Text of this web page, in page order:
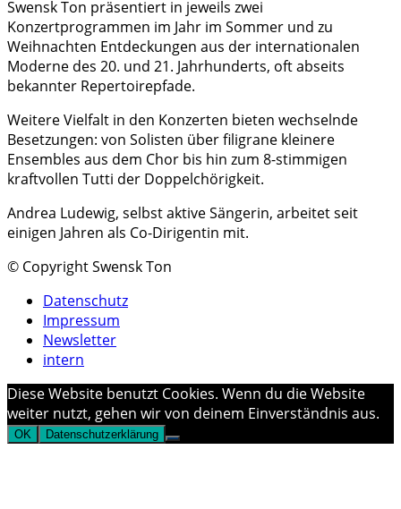
Swensk Ton präsentiert in jeweils zwei
Konzertprogrammen im Jahr im Sommer und zu
Weihnachten Entdeckungen aus der internationalen
Moderne des 20. und 21. Jahrhunderts, oft abseits
bekannter Repertoirepfade.
Weitere Vielfalt in den Konzerten bieten wechselnde
Besetzungen: von Solisten über filigrane kleinere
Ensembles aus dem Chor bis hin zum 8-stimmigen
kraftvollen Tutti der Doppelchörigkeit.
Andrea Ludewig, selbst aktive Sängerin, arbeitet seit
einigen Jahren als Co-Dirigentin mit.
© Copyright Swensk Ton
Datenschutz
Impressum
Newsletter
intern
Diese Website benutzt Cookies. Wenn du die Website
weiter nutzt, gehen wir von deinem Einverständnis aus.
OK Datenschutzerklärung